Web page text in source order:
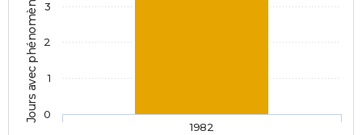
1982
0
1
2
3